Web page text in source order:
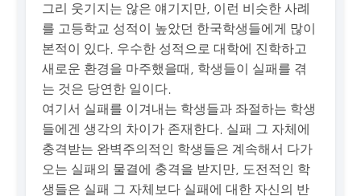
그리 웃기지는 않은 얘기지만, 이런 비슷한 사례
를 고등학교 성적이 높았던 한국학생들에게 많이
본적이 있다. 우수한 성적으로 대학에 진학하고
새로운 환경을 마주했을때, 학생들이 실패를 겪
는 것은 당연한 일이다.
여기서 실패를 이겨내는 학생들과 좌절하는 학생
들에겐 생각의 차이가 존재한다. 실패 그 자체에
충격받는 완벽주의적인 학생들은 계속해서 다가
오는 실패의 물결에 충격을 받지만, 도전적인 학
생들은 실패 그 자체보다 실패에 대한 자신의 반